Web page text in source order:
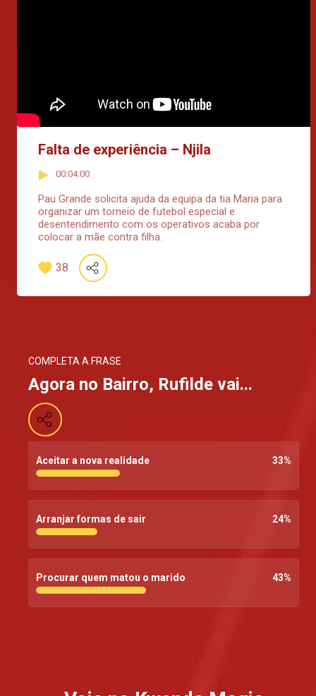
Falta de experiência – Njila
00:04:00
Pau Grande solicita ajuda da equipa da tia Maria para
organizar um torneio de futebol especial e
desentendimento com os operativos acaba por
colocar a mãe contra filha.
38
COMPLETA A FRASE
Agora no Bairro, Rufilde vai...
Aceitar a nova realidade 33%
Arranjar formas de sair 24%
Procurar quem matou o marido 43%